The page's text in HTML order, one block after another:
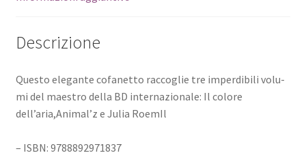
Descrizione
Questo elegante cofanetto raccoglie tre imperdibili volu-
mi del maestro della BD internazionale: Il colore
dell’aria,Animal’z e Julia RoemIl
– ISBN: 9788892971837